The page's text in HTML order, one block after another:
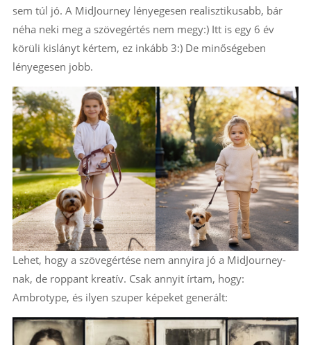
sem túl jó. A MidJourney lényegesen realisztikusabb, bár
néha neki meg a szövegértés nem megy:) Itt is egy 6 év
körüli kislányt kértem, ez inkább 3:) De minőségeben
lényegesen jobb.
Lehet, hogy a szövegértése nem annyira jó a MidJourney-
nak, de roppant kreatív. Csak annyit írtam, hogy:
Ambrotype, és ilyen szuper képeket generált: